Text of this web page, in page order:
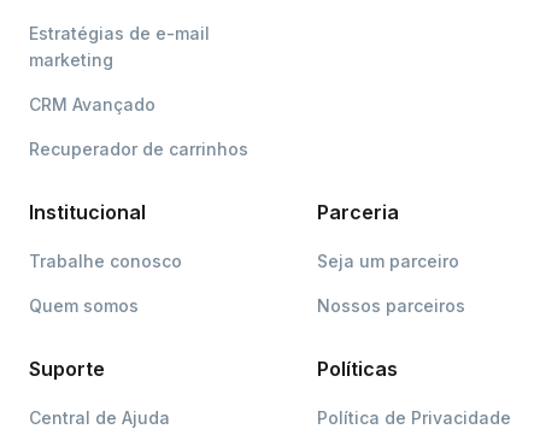
Estratégias de e-mail
marketing
CRM Avançado
Recuperador de carrinhos
Institucional
Trabalhe conosco
Quem somos
Parceria
Seja um parceiro
Nossos parceiros
Suporte
Central de Ajuda
Políticas
Política de Privacidade